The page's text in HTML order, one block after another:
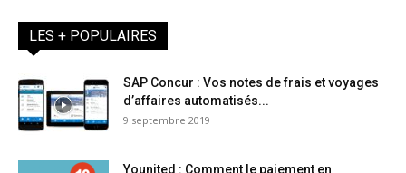
LES + POPULAIRES
SAP Concur : Vos notes de frais et voyages
d’affaires automatisés...
9 septembre 2019
Younited : Comment le paiement en